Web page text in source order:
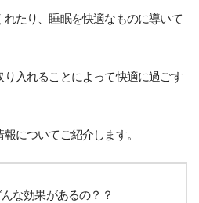
たり、睡眠を快適なものに導いて
入れることによって快適に過ごす
についてご紹介します。
な効果があるの？？